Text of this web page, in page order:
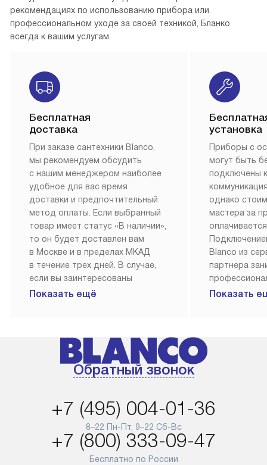
рекомендациях по использованию прибора или
профессиональном уходе за своей техникой, Бланко
всегда к вашим услугам.
Бесплатная
доставка
При заказе сантехники Blanco,
мы рекомендуем обсудить
с нашим менеджером наиболее
удобное для вас время
доставки и предпочтительный
метод оплаты. Если выбранный
товар имеет статус «В наличии»,
то он будет доставлен вам
в Москве и в пределах МКАД
в течение трех дней. В случае,
если вы заинтересованы
в товаре, который доступен
менеджером на сайте. Товары
с особым лейблом
доставляются бесплатно
аксессуаров не предусмотрена.
Для доставки в другие регионы
мы используем услуги
транспортной компании.
Показать ещё
установка
Приборы с
могут быть
подключены
однако
мастера за
Blanco из
партнера
Наш сервис
возможные
Готовые
Показать
Обратный звонок
+7 (495) 004-01-36
8–22 Пн-Пт, 9–22 Сб-Вс
+7 (800) 333-09-47
Бесплатно по России